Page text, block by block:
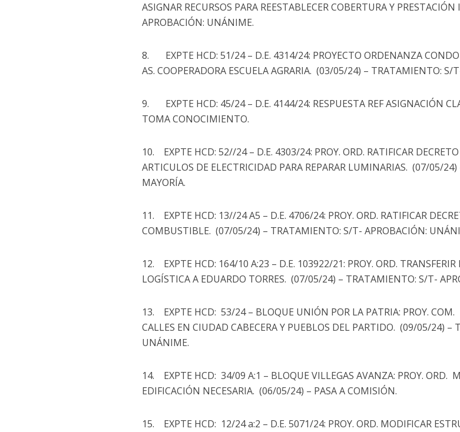
ASIGNAR RECURSOS PARA REESTABLECER COBERTURA Y
APROBACIÓN: UNÁNIME.
8. EXPTE HCD: 51/24 – D.E. 4314/24: PROYECTO ORDENANZA
AS. COOPERADORA ESCUELA AGRARIA. (03/05/24) – TRATAMIENTO:
9. EXPTE HCD: 45/24 – D.E. 4144/24: RESPUESTA REF ASIGNACIÓN
TOMA CONOCIMIENTO.
10. EXPTE HCD: 52//24 – D.E. 4303/24: PROY. ORD. RATIFICAR
ARTICULOS DE ELECTRICIDAD PARA REPARAR LUMINARIAS. (07/05/
MAYORÍA.
11. EXPTE HCD: 13//24 A5 – D.E. 4706/24: PROY. ORD. RATIFICAR
COMBUSTIBLE. (07/05/24) – TRATAMIENTO: S/T- APROBACIÓN:
12. EXPTE HCD: 164/10 A:23 – D.E. 103922/21: PROY. ORD. TRANSFERIR
LOGÍSTICA A EDUARDO TORRES. (07/05/24) – TRATAMIENTO: S/T-
13. EXPTE HCD: 53/24 – BLOQUE UNIÓN POR LA PATRIA: PROY. COM.
CALLES EN CIUDAD CABECERA Y PUEBLOS DEL PARTIDO. (09/05/24)
UNÁNIME.
14. EXPTE HCD: 34/09 A:1 – BLOQUE VILLEGAS AVANZA: PROY. ORD.
EDIFICACIÓN NECESARIA. (06/05/24) – PASA A COMISIÓN.
15. EXPTE HCD: 12/24 a:2 – D.E. 5071/24: PROY. ORD. MODIFICAR